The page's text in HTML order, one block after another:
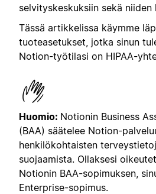
selvityskeskuksiin sekä niiden
Tässä artikkelissa käymme
tuoteasetukset, jotka sinun
Notion-työtilasi on HIPAA-
Huomio: Notionin Business
(BAA) säätelee Notion-
henkilökohtaisten
suojaamista. Ollaksesi
Notionin BAA-sopimuksen,
Enterprise-sopimus.